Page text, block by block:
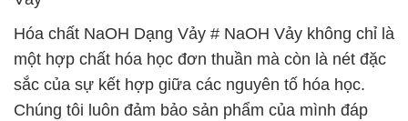
Hóa chất NaOH Dạng Vảy # NaOH Vảy không chỉ là
một hợp chất hóa học đơn thuần mà còn là nét đặc
sắc của sự kết hợp giữa các nguyên tố hóa học.
Chúng tôi luôn đảm bảo sản phẩm của mình đáp